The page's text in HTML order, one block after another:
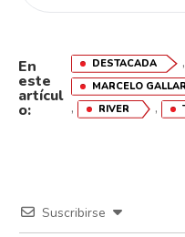
En
este
artícul
o:
DESTACADA ,
MARCELO
, RIVER ,
Suscribirse